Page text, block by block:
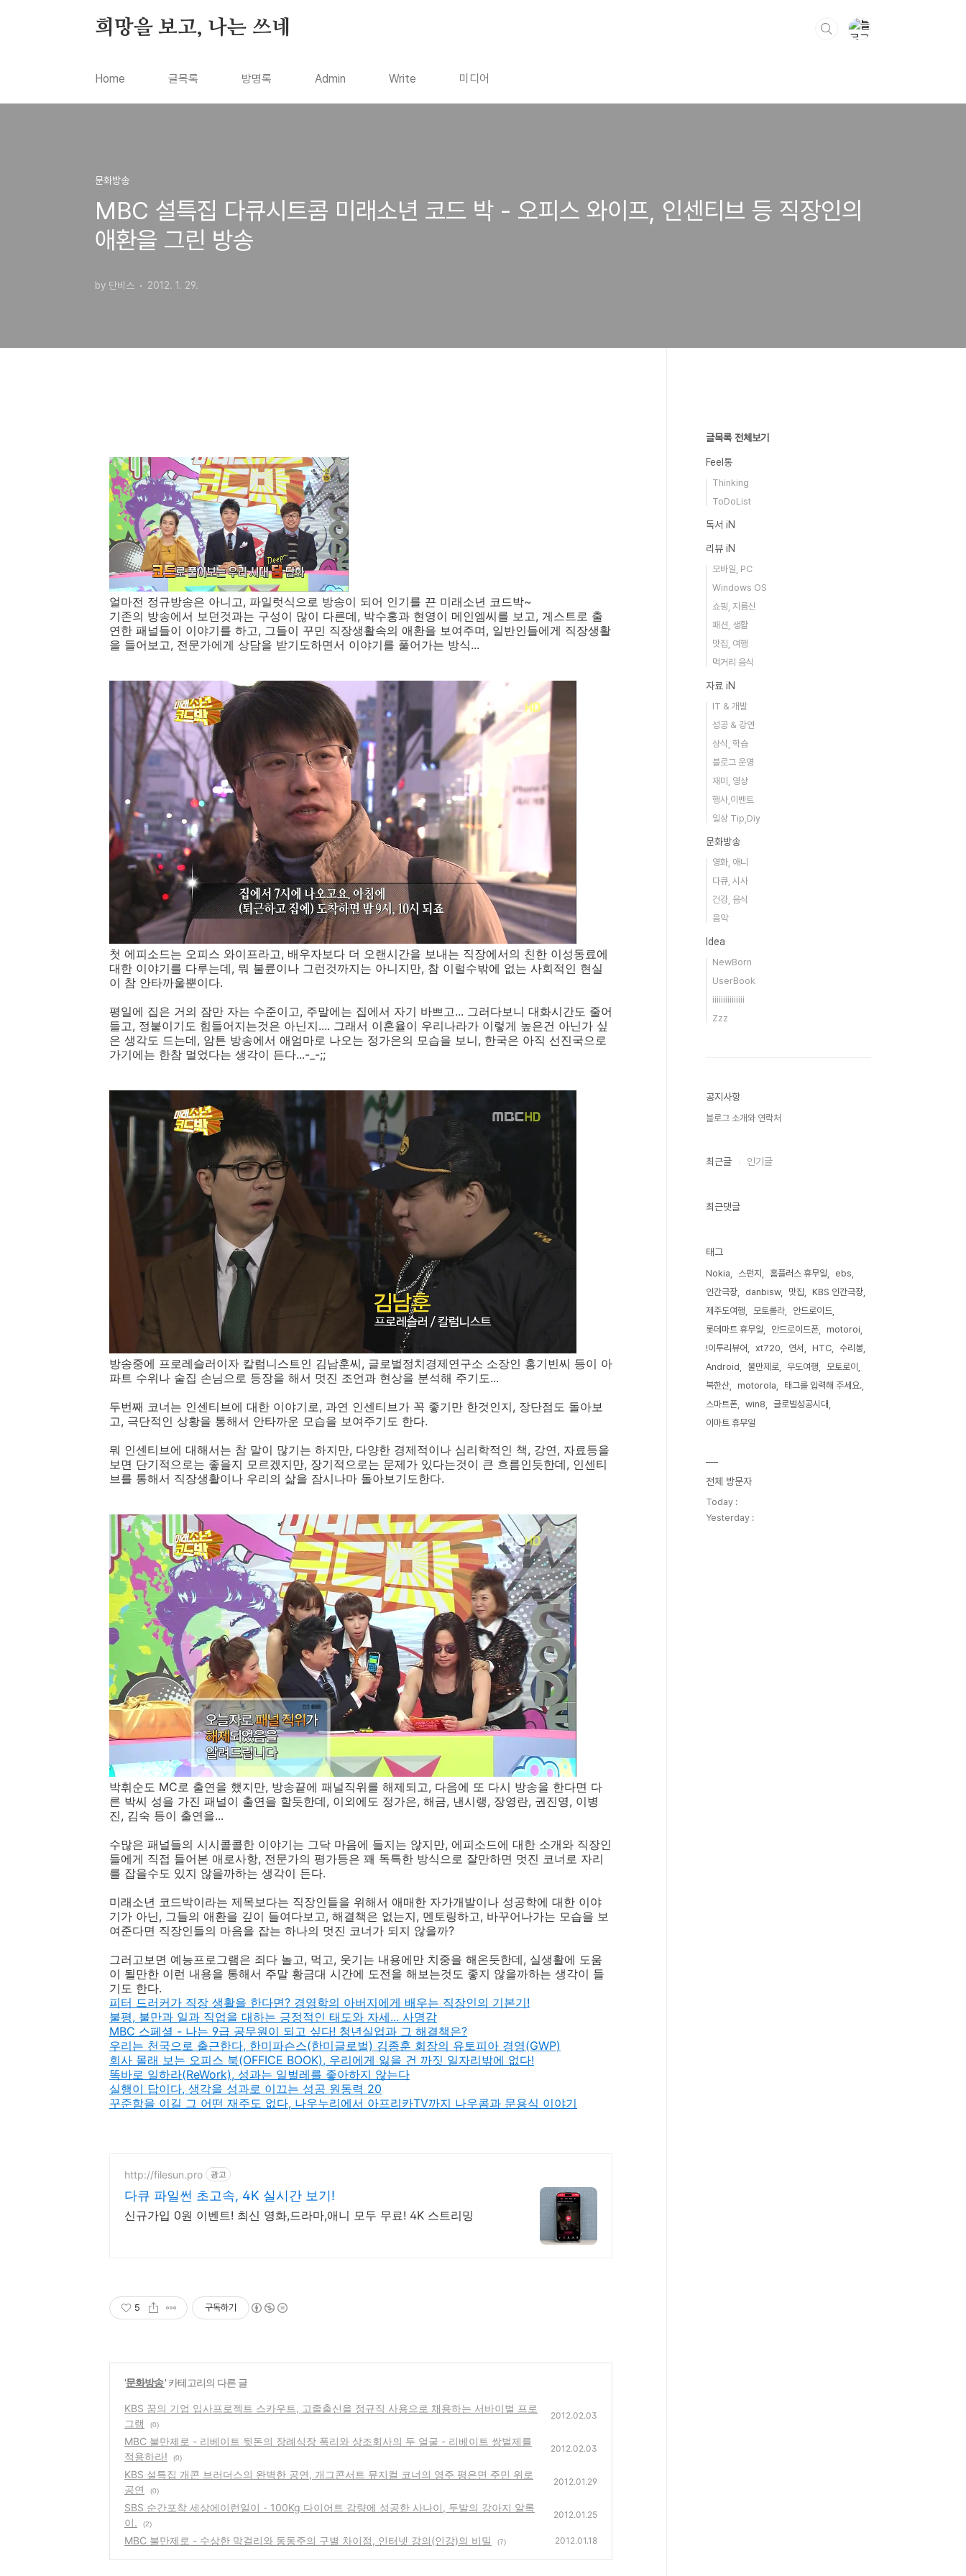
희망을 보고, 나는 쓰네
Home 글목록 방명록 Admin Write 미디어
문화방송
MBC 설특집 다큐시트콤 미래소년 코드 박 - 오피스 와이프, 인센티브 등 직장인의
애환을 그린 방송
by 단비스 2012. 1. 29.
얼마전 정규방송은 아니고, 파일럿식으로 방송이 되어 인기를 끈 미래소년 코드박~
기존의 방송에서 보던것과는 구성이 많이 다른데, 박수홍과 현영이 메인엠씨를 보고, 게스트로 출
연한 패널들이 이야기를 하고, 그들이 꾸민 직장생활속의 애환을 보여주며, 일반인들에게 직장생활
을 들어보고, 전문가에게 상담을 받기도하면서 이야기를 풀어가는 방식...
첫 에피소드는 오피스 와이프라고, 배우자보다 더 오랜시간을 보내는 직장에서의 친한 이성동료에
대한 이야기를 다루는데, 뭐 불륜이나 그런것까지는 아니지만, 참 이럴수밖에 없는 사회적인 현실
이 참 안타까울뿐이다.
평일에 집은 거의 잠만 자는 수준이고, 주말에는 집에서 자기 바쁘고... 그러다보니 대화시간도 줄어
들고, 정붙이기도 힘들어지는것은 아닌지.... 그래서 이혼율이 우리나라가 이렇게 높은건 아닌가 싶
은 생각도 드는데, 암튼 방송에서 애엄마로 나오는 정가은의 모습을 보니, 한국은 아직 선진국으로
가기에는 한참 멀었다는 생각이 든다...-_-;;
방송중에 프로레슬러이자 칼럼니스트인 김남훈씨, 글로벌정치경제연구소 소장인 홍기빈씨 등이 아
파트 수위나 술집 손님으로 등장을 해서 멋진 조언과 현상을 분석해 주기도...
두번째 코너는 인센티브에 대한 이야기로, 과연 인센티브가 꼭 좋기만 한것인지, 장단점도 돌아보
고, 극단적인 상황을 통해서 안타까운 모습을 보여주기도 한다.
뭐 인센티브에 대해서는 참 말이 많기는 하지만, 다양한 경제적이나 심리학적인 책, 강연, 자료등을
보면 단기적으로는 좋을지 모르겠지만, 장기적으로는 문제가 있다는것이 큰 흐름인듯한데, 인센티
브를 통해서 직장생활이나 우리의 삶을 잠시나마 돌아보기도한다.
박휘순도 MC로 출연을 했지만, 방송끝에 패널직위를 해제되고, 다음에 또 다시 방송을 한다면 다
른 박씨 성을 가진 패널이 출연을 할듯한데, 이외에도 정가은, 해금, 낸시랭, 장영란, 권진영, 이병
진, 김숙 등이 출연을...
수많은 패널들의 시시콜콜한 이야기는 그닥 마음에 들지는 않지만, 에피소드에 대한 소개와 직장인
들에게 직접 들어본 애로사항, 전문가의 평가등은 꽤 독특한 방식으로 잘만하면 멋진 코너로 자리
를 잡을수도 있지 않을까하는 생각이 든다.
미래소년 코드박이라는 제목보다는 직장인들을 위해서 애매한 자가개발이나 성공학에 대한 이야
기가 아닌, 그들의 애환을 깊이 들여다보고, 해결책은 없는지, 멘토링하고, 바꾸어나가는 모습을 보
여준다면 직장인들의 마음을 잡는 하나의 멋진 코너가 되지 않을까?
그러고보면 예능프로그램은 죄다 놀고, 먹고, 웃기는 내용에만 치중을 해온듯한데, 실생활에 도움
이 될만한 이런 내용을 통해서 주말 황금대 시간에 도전을 해보는것도 좋지 않을까하는 생각이 들
기도 한다.
피터 드러커가 직장 생활을 한다면? 경영학의 아버지에게 배우는 직장인의 기본기!
불평, 불만과 일과 직업을 대하는 긍정적인 태도와 자세... 사명감
MBC 스페셜 - 나는 9급 공무원이 되고 싶다! 청년실업과 그 해결책은?
우리는 천국으로 출근한다, 한미파슨스(한미글로벌) 김종훈 회장의 유토피아 경영(GWP)
회사 몰래 보는 오피스 북(OFFICE BOOK), 우리에게 잃을 건 까짓 일자리밖에 없다!
똑바로 일하라(ReWork), 성과는 일벌레를 좋아하지 않는다
실행이 답이다, 생각을 성과로 이끄는 성공 원동력 20
꾸준함을 이길 그 어떤 재주도 없다, 나우누리에서 아프리카TV까지 나우콤과 문용식 이야기
http://filesun.pro 광고
다큐 파일썬 초고속, 4K 실시간 보기!
신규가입 0원 이벤트! 최신 영화,드라마,애니 모두 무료! 4K 스트리밍
5 구독하기
'문화방송' 카테고리의 다른 글
KBS 꿈의 기업 입사프로젝트 스카우트, 고졸출신을 정규직 사용으로 채용하는 서바이벌 프로
그램
(0)
2012.02.03
MBC 불만제로 - 리베이트 뒷돈의 장례식장 폭리와 상조회사의 두 얼굴 - 리베이트 쌍벌제를
적용하라!
(0)
2012.02.03
KBS 설특집 개콘 브러더스의 완벽한 공연, 개그콘서트 뮤지컬 코너의 영주 평은면 주민 위로
공연
(0)
2012.01.29
SBS 순간포착 세상에이런일이 - 100Kg 다이어트 감량에 성공한 사나이, 두발의 강아지 알록
이.
(2)
2012.01.25
MBC 불만제로 - 수상한 막걸리와 동동주의 구별 차이점, 인터넷 강의(인강)의 비밀 (7) 2012.01.18
글목록 전체보기
Feel통
Thinking
ToDoList
독서 iN
리뷰 iN
모바일, PC
Windows OS
쇼핑, 지름신
패션, 생활
맛집, 여행
먹거리 음식
자료 iN
IT & 개발
성공 & 강연
상식, 학습
블로그 운영
재미, 영상
행사,이벤트
일상 Tip,Diy
문화방송
영화, 애니
다큐, 시사
건강, 음식
음악
Idea
NewBorn
UserBook
iiiiiiiiiiiiiii
Zzz
공지사항
블로그 소개와 연락처
최근글 인기글
최근댓글
태그
Nokia 스펀지 홈플러스 휴무일
ebs
인간극장
danbisw 맛집
KBS 인간극장
제주도여행
모토롤라
안드로이드
롯데마트 휴무일
안드로이드폰
motoroi
!이투리뷰어
xt720 연서 HTC
수리봉
Android
불만제로 우도여행
모토로이
북한산
motorola
태그를 입력해 주세요.
스마트폰
win8
글로벌성공시대
이마트 휴무일
전체 방문자
Today :
Yesterday :